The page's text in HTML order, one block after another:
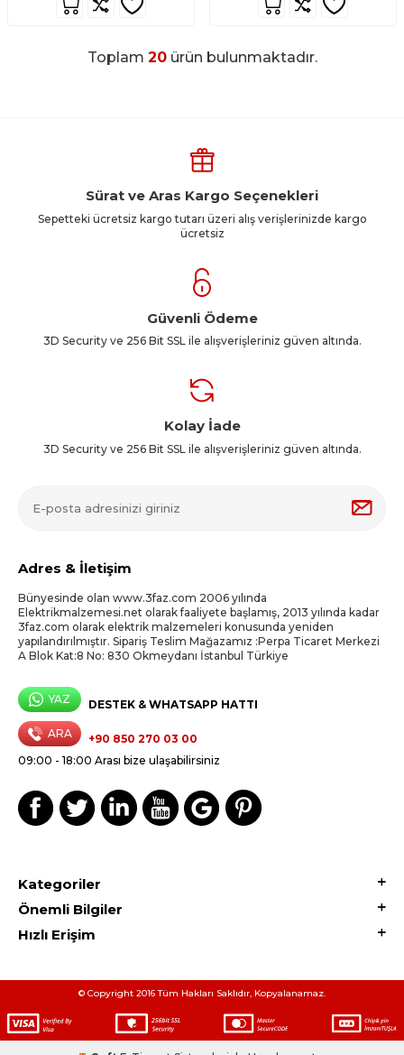
Toplam 20ürün bulunmaktadır.
Sürat ve Aras Kargo Seçenekleri
Sepetteki ücretsiz kargo tutarı üzeri alış verişlerinizde kargo
ücretsiz
Güvenli Ödeme
3D Security ve 256 Bit SSL ile alışverişleriniz güven altında.
Kolay İade
3D Security ve 256 Bit SSL ile alışverişleriniz güven altında.
Adres & İletişim
Bünyesinde olan www.3faz.com 2006 yılında
Elektrikmalzemesi.net olarak faaliyete başlamış, 2013 yılında kadar
3faz.com olarak elektrik malzemeleri konusunda yeniden
yapılandırılmıştır. Sipariş Teslim Mağazamız :Perpa Ticaret Merkezi
A Blok Kat:8 No: 830 Okmeydanı İstanbul Türkiye
YAZ DESTEK & WHATSAPP HATTI
ARA
+90 850 270 03 00
09:00 - 18:00 Arası bize ulaşabilirsiniz
Kategoriler
Önemli Bilgiler
Hızlı Erişim
© Copyright 2016 Tüm Hakları Saklıdır, Kopyalanamaz.